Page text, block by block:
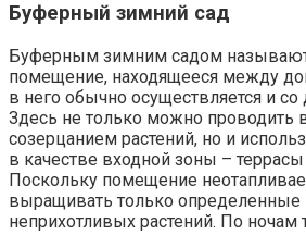
Буферный зимний сад
Буферным зимним садом
помещение, находящееся между
в него обычно осуществляется и со
Здесь не только можно проводить
созерцанием растений, но и
в качестве входной зоны –
Поскольку помещение
выращивать только
неприхотливых растений. По ночам